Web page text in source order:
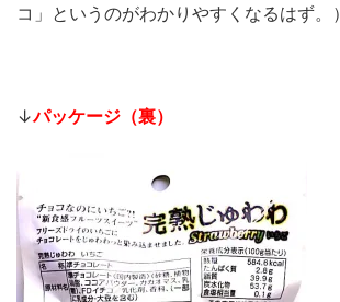
コ」というのがわかりやすくなるはず。）
↓パッケージ（裏）